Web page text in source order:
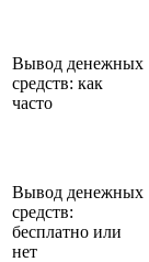
Вывод денежных
средств: как
часто
Вывод денежных
средств:
бесплатно или
нет